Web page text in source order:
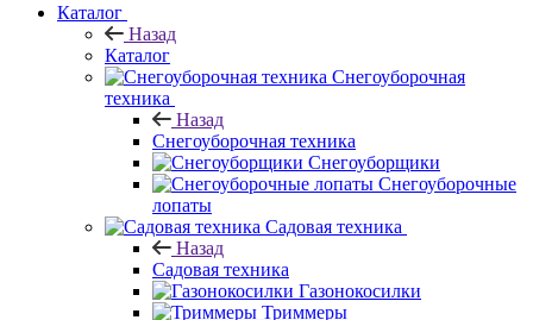
Каталог
Назад
Каталог
Снегоуборочная
техника
Назад
Снегоуборочная техника
Снегоуборщики
Снегоуборочные
лопаты
Садовая техника
Назад
Садовая техника
Газонокосилки
Триммеры